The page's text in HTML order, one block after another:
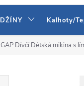
DŽÍNY Kalhoty/
GAP Dívčí Dětská mikina s